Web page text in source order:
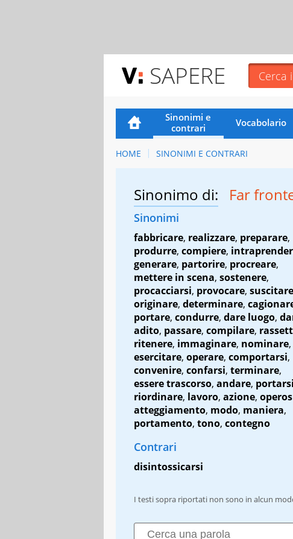
SAPERE
Sinonimi e
contrari
Vocabolario
HOME SINONIMI E CONTRARI
Sinonimo di: Far
Sinonimi
fabbricare, realizzare, preparare,
produrre, compiere,
generare, partorire, procreare,
mettere in scena, sostenere,
procacciarsi, provocare, suscitare
originare, determinare,
portare, condurre, dare luogo,
adito, passare, compilare,
ritenere, immaginare, nominare,
esercitare, operare, comportarsi,
convenire, confarsi, terminare,
essere trascorso, andare, portarsi
riordinare, lavoro, azione,
atteggiamento, modo, maniera,
portamento, tono, contegno
Contrari
disintossicarsi
I testi sopra riportati non sono in alcun